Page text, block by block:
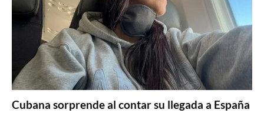
Cubana sorprende al contar su llegada a España